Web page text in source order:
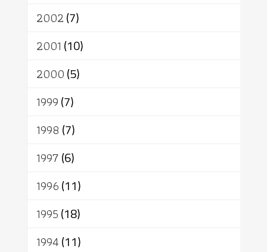
2002(7)
2001 (10)
2000(5)
1999(7)
1998 (7)
1997(6)
1996(11)
1995(18)
1994(11)